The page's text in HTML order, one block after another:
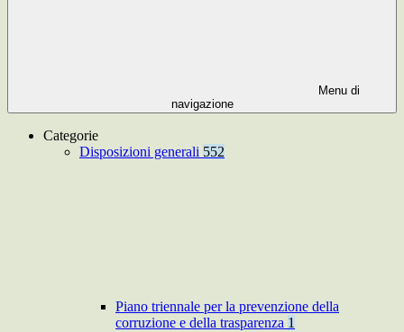
Menu di
navigazione
Categorie
Disposizioni generali 552
Piano triennale per la prevenzione della
corruzione e della trasparenza 1